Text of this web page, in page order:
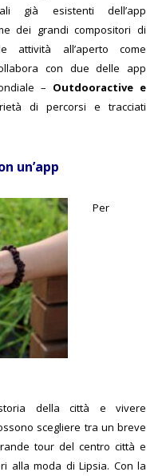
già esistenti dell’app
dei grandi compositori di
attività all’aperto come
con due delle app
– Outdooractive e
di percorsi e tracciati
un’app
Per
della città e vivere
scegliere tra un breve
tour del centro città e
alla moda di Lipsia. Con la